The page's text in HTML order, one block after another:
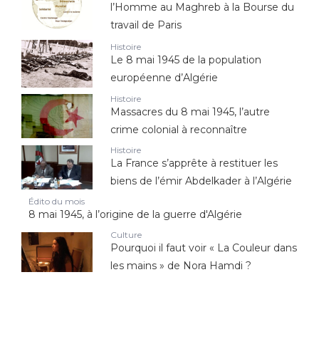
l’Homme au Maghreb à la Bourse du
travail de Paris
Histoire
Le 8 mai 1945 de la population
européenne d’Algérie
Histoire
Massacres du 8 mai 1945, l’autre
crime colonial à reconnaître
Histoire
La France s’apprête à restituer les
biens de l’émir Abdelkader à l’Algérie
Édito du mois
8 mai 1945, à l’origine de la guerre d'Algérie
Culture
Pourquoi il faut voir « La Couleur dans
les mains » de Nora Hamdi ?